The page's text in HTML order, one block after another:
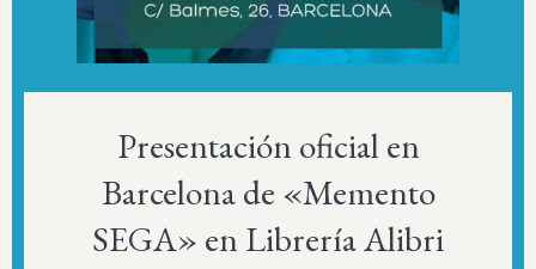
Presentación oficial en
Barcelona de «Memento
SEGA» en Librería Alibri